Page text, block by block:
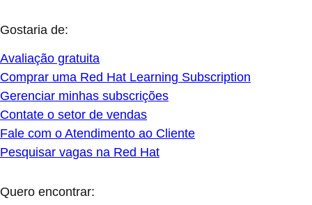
Gostaria de:
Avaliação gratuita
Comprar uma Red Hat Learning Subscription
Gerenciar minhas subscrições
Contate o setor de vendas
Fale com o Atendimento ao Cliente
Pesquisar vagas na Red Hat
Quero encontrar: